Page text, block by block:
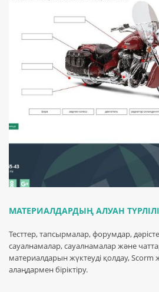
МАТЕРИАЛДАРДЫҢ АЛУАН
Тесттер, тапсырмалар, форумдар,
сауалнамалар, сауалнамалар және
материалдарын жүктеуді қолдау,
алаңдармен біріктіру.